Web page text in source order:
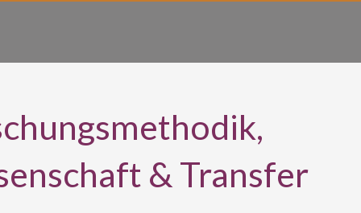
& Transfer